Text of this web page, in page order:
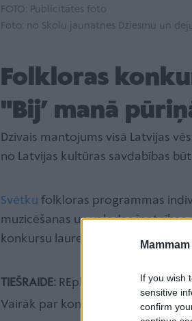
If you wish
sensitive
confirm
FOTO: Publicitātes foto
Foto: no Skolu jaunatnes Dziesmu un
Folkloras
"Bij’ manā
Dzīvais mantojums visā Latvijas
no Latvijas kultūras savdabības
Svētku folkloras programmas
muzicēšanas un valodas
konkursu laureātu koncertā “Bij'
TIEŠRAIDE: REplay.lv un LMT
Vairāk par koncertu